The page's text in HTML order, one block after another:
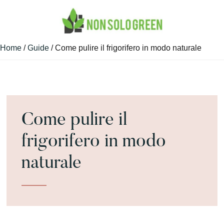
NON
SONO
Green
Home /Guide / Come pulire il frigorifero in modo naturale​
Come pulire il
frigorifero in modo
naturale​